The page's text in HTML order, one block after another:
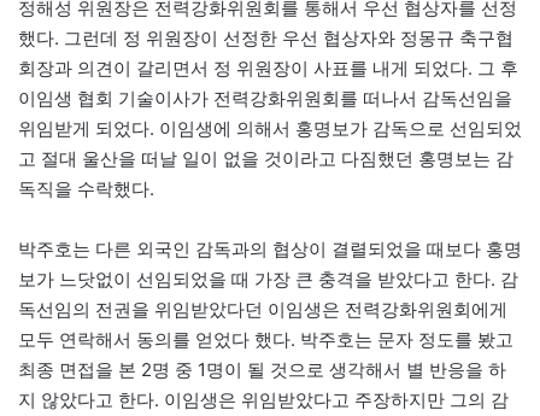
정해성 위원장은 전력강화위원회를 통해서 우선 협상자를 선정
했다. 그런데 정 위원장이 선정한 우선 협상자와 정몽규 축구협
회장과 의견이 갈리면서 정 위원장이 사표를 내게 되었다. 그 후
이임생 협회 기술이사가 전력강화위원회를 떠나서 감독선임을
위임받게 되었다. 이임생에 의해서 홍명보가 감독으로 선임되었
고 절대 울산을 떠날 일이 없을 것이라고 다짐했던 홍명보는 감
독직을 수락했다.
박주호는 다른 외국인 감독과의 협상이 결렬되었을 때보다 홍명
보가 느닷없이 선임되었을 때 가장 큰 충격을 받았다고 한다. 감
독선임의 전권을 위임받았다던 이임생은 전력강화위원회에게
모두 연락해서 동의를 얻었다 했다. 박주호는 문자 정도를 봤고
최종 면접을 본 2명 중 1명이 될 것으로 생각해서 별 반응을 하
지 않았다고 한다. 이임생은 위임받았다고 주장하지만 그의 감